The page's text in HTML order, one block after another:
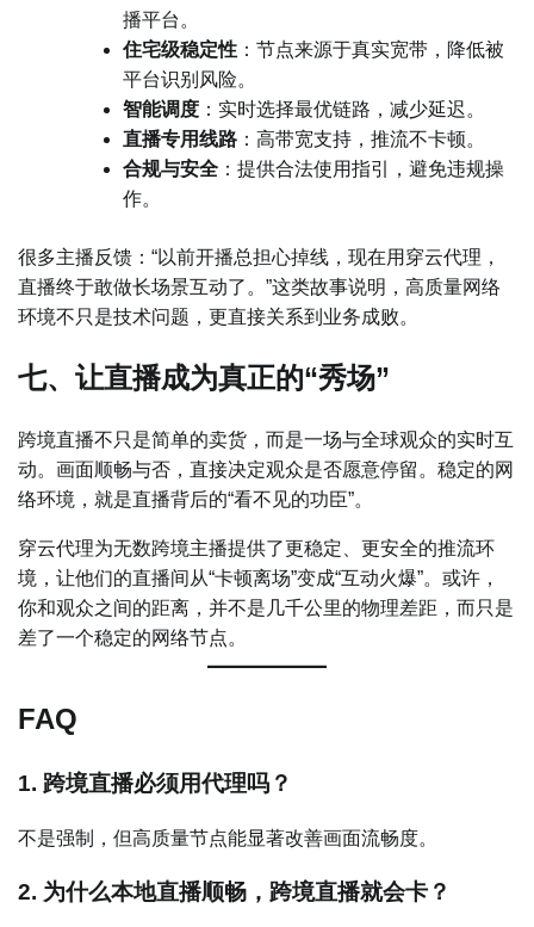
播平台。
住宅级稳定性 ：节点来源于真实宽带，降低被
平台识别风险。
智能调度 ：实时选择最优链路，减少延迟。
直播专用线路 ：高带宽支持，推流不卡顿。
合规与安全 ：提供合法使用指引，避免违规操
作。
很多主播反馈：“以前开播总担心掉线，现在用穿云代理，
直播终于敢做长场景互动了。”这类故事说明，高质量网络
环境不只是技术问题，更直接关系到业务成败。
七、让直播成为真正的“秀场”
跨境直播不只是简单的卖货，而是一场与全球观众的实时互
动。画面顺畅与否，直接决定观众是否愿意停留。稳定的网
络环境，就是直播背后的“看不见的功臣”。
穿云代理为无数跨境主播提供了更稳定、更安全的推流环
境，让他们的直播间从“卡顿离场”变成“互动火爆”。或许，
你和观众之间的距离，并不是几千公里的物理差距，而只是
差了一个稳定的网络节点。
FAQ
1. 跨境直播必须用代理吗？
不是强制，但高质量节点能显著改善画面流畅度。
2. 为什么本地直播顺畅，跨境直播就会卡？